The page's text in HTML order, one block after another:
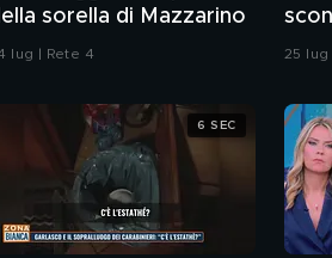
sorella di Mazzarino
lug | Rete 4 25 lug
6 SEC